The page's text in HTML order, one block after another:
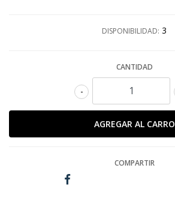
DISPONIBILIDAD: 3
CANTIDAD
-
COMPARTIR